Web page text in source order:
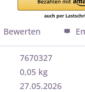
Bewerten
7670327
0,05 kg
27.05.2026